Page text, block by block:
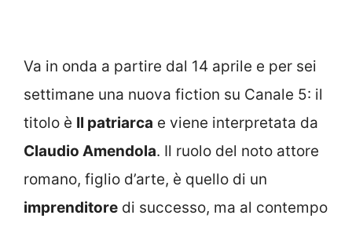
Va in onda a partire dal 14 aprile e per sei
settimane una nuova fiction su Canale 5: il
titolo è Il patriarca e viene interpretata da
Claudio Amendola. Il ruolo del noto attore
romano, figlio d’arte, è quello di un
imprenditore di successo, ma al contempo